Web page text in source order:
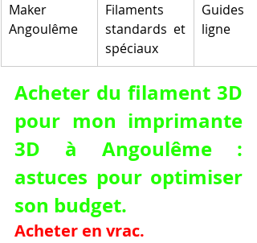
Maker
Angoulême
Filaments
standards et
spéciaux
Guides
ligne
Acheter du filament 3D
pour mon imprimante
3D à Angoulême :
astuces pour optimiser
son budget.
Acheter en vrac.